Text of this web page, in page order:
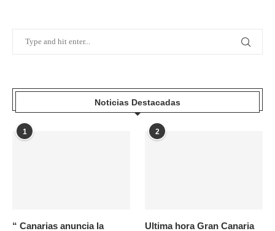
Noticias Destacadas
1
“ Canarias anuncia la
2
Ultima hora Gran Canaria